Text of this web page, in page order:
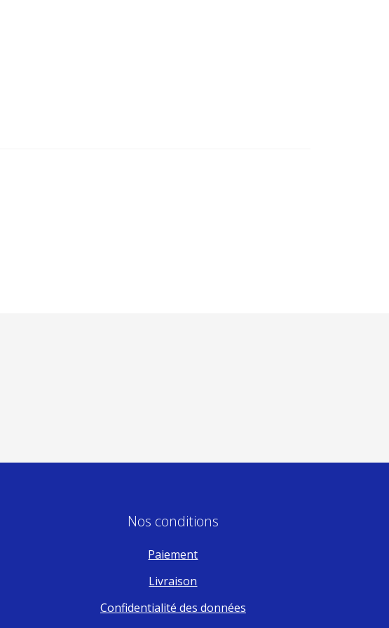
Nos conditions
Paiement
Livraison
Confidentialité des données